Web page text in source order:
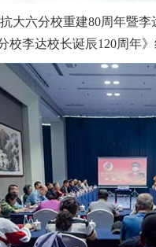
六分校重建80周年暨李
李达校长诞辰120周年